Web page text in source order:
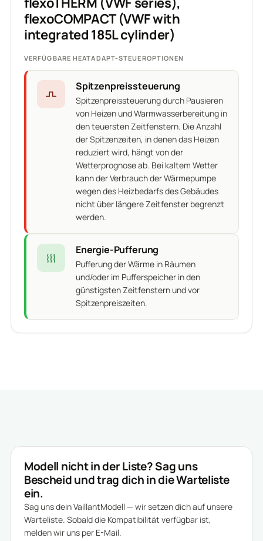
flexoCOMPACT (VWF with
integrated 185L cylinder)
VERFÜGBARE HEATADAPT-STEUEROPTIONEN
Spitzenpreissteuerung
Spitzenpreissteuerung durch Pausieren
von Heizen und Warmwasserbereitung in
den teuersten Zeitfenstern. Die Anzahl
der Spitzenzeiten, in denen das Heizen
reduziert wird, hängt von der
Wetterprognose ab. Bei kaltem Wetter
kann der Verbrauch der Wärmepumpe
wegen des Heizbedarfs des Gebäudes
nicht über längere Zeitfenster begrenzt
werden.
Energie-Pufferung
Pufferung der Wärme in Räumen
und/oder im Pufferspeicher in den
günstigsten Zeitfenstern und vor
Spitzenpreiszeiten.
Modell nicht in der Liste? Sag uns
Bescheid und trag dich in die Warteliste
ein.
Sag uns dein VaillantModell — wir setzen dich auf unsere
Warteliste. Sobald die Kompatibilität verfügbar ist,
melden wir uns per E-Mail.